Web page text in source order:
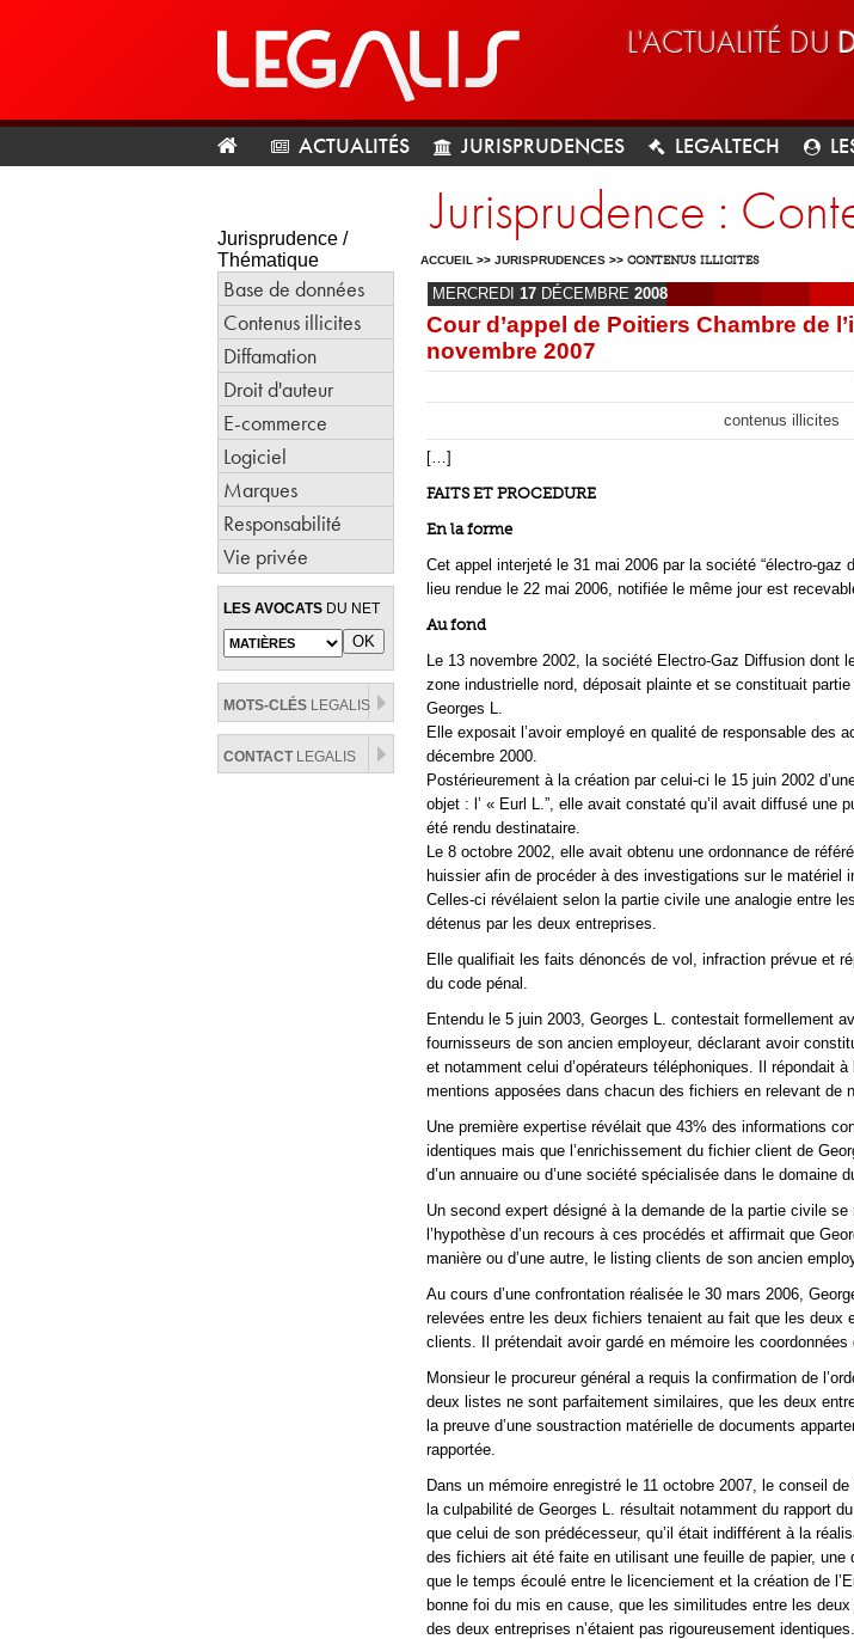
L'ACTUALITÉ DU
ACTUALITÉS JURISPRUDENCES LEGALTECH
Jurisprudence /
Thématique
Base de données
Contenus illicites
Diffamation
Droit d'auteur
E-commerce
Logiciel
Marques
Responsabilité
Vie privée
LES AVOCATS DU NET
MOTS-CLÉS LEGALIS
CONTACTLEGALIS
Jurisprudence :
ACCUEIL >> JURISPRUDENCES >> CONTENUS ILLICITES
MERCREDI 17 DÉCEMBRE 2008
Cour d’appel de Poitiers Chambre de
novembre 2007
contenus illicites
[…]
FAITS ET PROCEDURE
En la forme
Cet appel interjeté le 31 mai 2006 par la société “électro-gaz
lieu rendue le 22 mai 2006, notifiée le même jour est
Au fond
Le 13 novembre 2002, la société Electro-Gaz Diffusion dont
zone industrielle nord, déposait plainte et se constituait partie
Georges L.
Elle exposait l’avoir employé en qualité de responsable des
décembre 2000.
Postérieurement à la création par celui-ci le 15 juin 2002
objet : l’ « Eurl L.”, elle avait constaté qu’il avait diffusé une
été rendu destinataire.
Le 8 octobre 2002, elle avait obtenu une ordonnance de
huissier afin de procéder à des investigations sur le matériel
Celles-ci révélaient selon la partie civile une analogie entre
détenus par les deux entreprises.
Elle qualifiait les faits dénoncés de vol, infraction prévue et
du code pénal.
Entendu le 5 juin 2003, Georges L. contestait formellement
fournisseurs de son ancien employeur, déclarant avoir
et notamment celui d’opérateurs téléphoniques. Il répondait à
mentions apposées dans chacun des fichiers en relevant de
Une première expertise révélait que 43% des informations
identiques mais que l’enrichissement du fichier client de
d’un annuaire ou d’une société spécialisée dans le domaine
Un second expert désigné à la demande de la partie civile
l’hypothèse d’un recours à ces procédés et affirmait que
manière ou d’une autre, le listing clients de son ancien
Au cours d’une confrontation réalisée le 30 mars 2006,
relevées entre les deux fichiers tenaient au fait que les deux
clients. Il prétendait avoir gardé en mémoire les coordonnées
Monsieur le procureur général a requis la confirmation de
deux listes ne sont parfaitement similaires, que les deux
la preuve d’une soustraction matérielle de documents
rapportée.
Dans un mémoire enregistré le 11 octobre 2007, le conseil
la culpabilité de Georges L. résultait notamment du rapport
que celui de son prédécesseur, qu’il était indifférent à la
des fichiers ait été faite en utilisant une feuille de papier,
que le temps écoulé entre le licenciement et la création de
bonne foi du mis en cause, que les similitudes entre les
des deux entreprises n’étaient pas rigoureusement identiques.